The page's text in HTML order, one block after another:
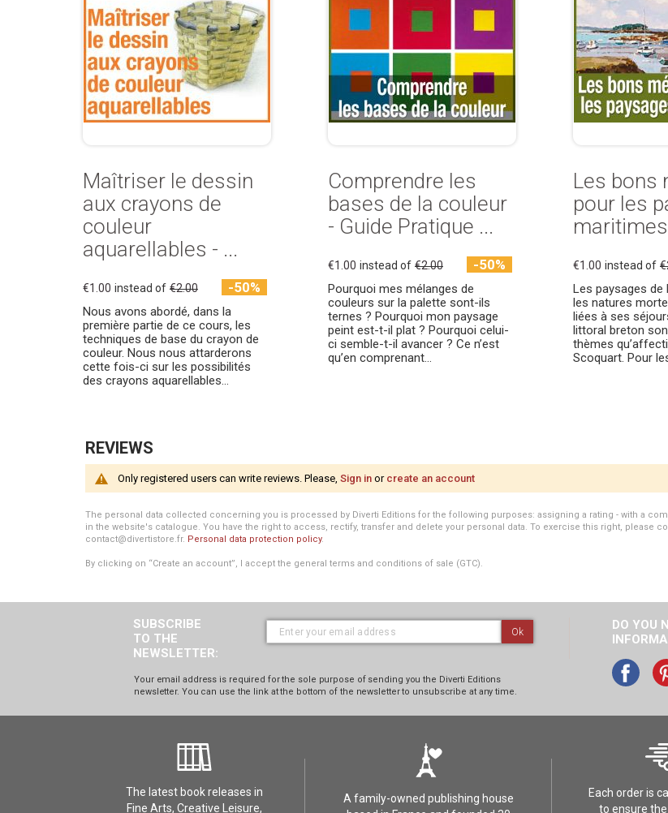
Maîtriser le dessin
aux crayons de
couleur
aquarellables - ...
€1.00 instead of €2.00 -50%
Nous avons abordé, dans la
première partie de ce cours, les
techniques de base du crayon de
couleur. Nous nous attarderons
cette fois-ci sur les possibilités
des crayons aquarellables...
Comprendre les
bases de la couleur
- Guide Pratique ...
€1.00 instead of €2.00 -50%
Pourquoi mes mélanges de
couleurs sur la palette sont-ils
ternes ? Pourquoi mon paysage
peint est-t-il plat ? Pourquoi celui-
ci semble-t-il avancer ? Ce n’est
qu’en comprenant...
Les bons
pour les
€1.00 instead of
Les paysages de
les natures
liées à ses
littoral breton
thèmes
Scoquart. Pour
REVIEWS
Only registered users can write reviews. Please, Sign in or create an account
The personal data collected concerning you is processed by Diverti Editions for the following purposes: assigning a rating - with a
in the website's catalogue. You have the right to access, rectify, transfer and delete your personal data. To exercise this right, please
contact@divertistore.fr. Personal data protection policy.
By clicking on “Create an account”, I accept the general terms and conditions of sale (GTC).
SUBSCRIBE
TO THE
NEWSLETTER:
Ok
Your email address is required for the sole purpose of sending you the Diverti Editions
newsletter. You can use the link at the bottom of the newsletter to unsubscribe at any time.
DO YOU
The latest book releases in
Fine Arts, Creative Leisure,
A family-owned publishing house
Each order is
to ensure